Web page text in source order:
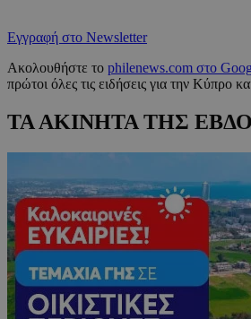
Εγγραφή στο Newsletter
Ακολουθήστε το philenews.com στο
πρώτοι όλες τις ειδήσεις για την Κύπρο
ΤΑ ΑΚΙΝΗΤΑ ΤΗΣ